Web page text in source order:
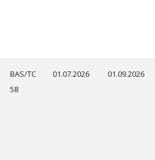
BAS/TC
58
01.07.2026 01.09.2026